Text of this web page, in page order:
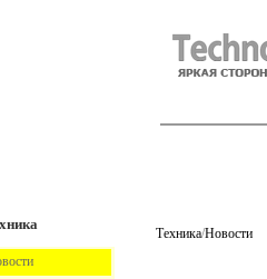
Техника/Новости